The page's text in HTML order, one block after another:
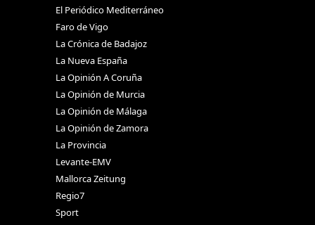
El Periódico Mediterráneo
Faro de Vigo
La Crónica de Badajoz
La Nueva España
La Opinión A Coruña
La Opinión de Murcia
La Opinión de Málaga
La Opinión de Zamora
La Provincia
Levante-EMV
Mallorca Zeitung
Regio7
Sport